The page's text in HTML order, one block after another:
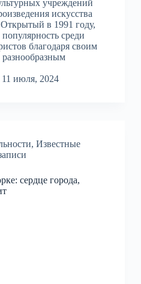
учреждений
искусства
в 1991 году,
среди
благодаря своим
11 июля, 2024
, Известные
сердце города,